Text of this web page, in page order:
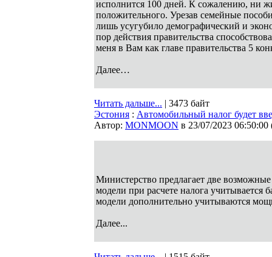
исполнится 100 дней. К сожалению, ни
положительного. Урезав семейные
лишь усугубило демографический и
пор действия правительства
меня в Вам как главе правительства 5
Далее…
Читать дальше... | 3473 байт
Эстония : Автомобильный налог будет
Автор: MONMOON в 23/07/2023 06:50:00
Министерство предлагает две
модели при расчете налога учитывается
модели дополнительно учитываются
Далее...